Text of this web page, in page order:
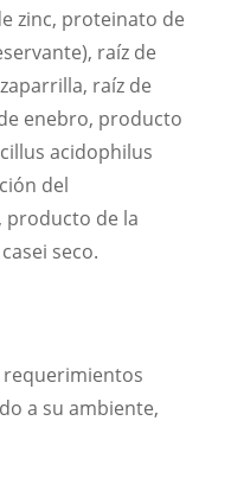
zinc, proteinato de
raíz de
raíz de
enebro, producto
acidophilus
del
producto de la
seco.
requerimientos
a su ambiente,